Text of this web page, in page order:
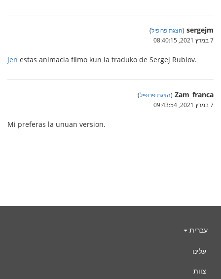
sergejm
(הצגת פרופיל)
7 במרץ 2021, 08:40:15
Jen estas animacia filmo kun la traduko de Sergej Rublov.
Zam_franca
(הצגת פרופיל)
7 במרץ 2021, 09:43:54
Mi preferas la unuan version.
עברית
עלינו
צוות